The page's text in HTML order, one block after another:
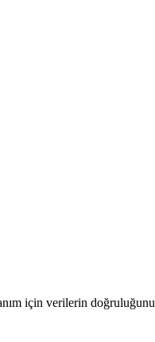
için verilerin doğruluğunu